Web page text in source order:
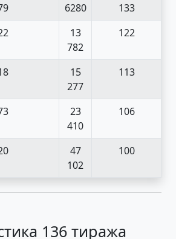
6280
133
13
782
122
15
277
113
23
410
106
47
102
100
136 тиража